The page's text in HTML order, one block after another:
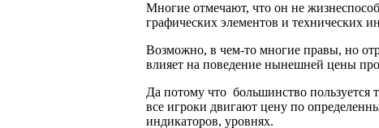
Многие отмечают, что он не
графических элементов и технических
Возможно, в чем-то многие правы, но
влияет на поведение нынешней цены
Да потому что большинство пользуется
все игроки двигают цену по
индикаторов, уровнях.